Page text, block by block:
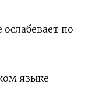
по
языке